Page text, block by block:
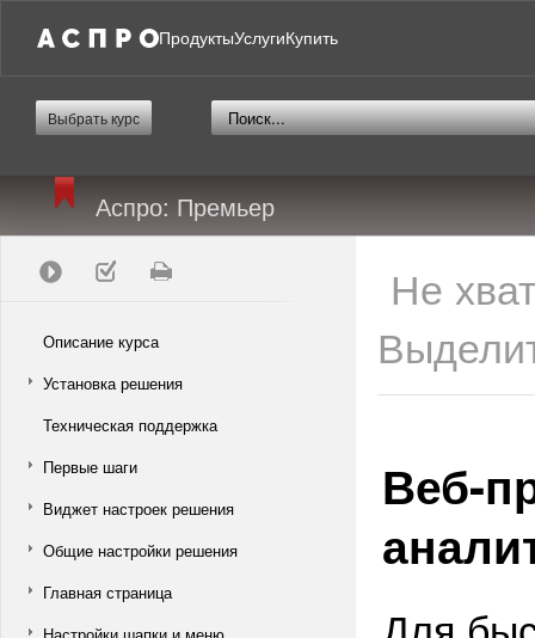
ПродуктыУслугиКупить
Выбрать курс
Аспро: Премьер
Описание курса
Установка решения
Техническая поддержка
Первые шаги
Виджет настроек решения
Общие настройки решения
Главная страница
Не
Веб-